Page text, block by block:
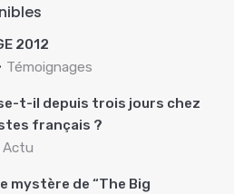
2012
Témoignages
t-il depuis trois jours chez
français ?
Actu
mystère de “The Big